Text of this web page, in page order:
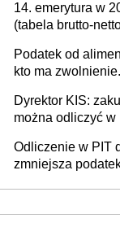
tys. zł - w
(lokaty, obligacje,
inwestycyjne)
14. emerytura w
(tabela brutto-
rencie rodzinnej?
Podatek od
kto ma
Dyrektor KIS:
można odliczyć w
orzeczona
Odliczenie w PIT
zmniejsza